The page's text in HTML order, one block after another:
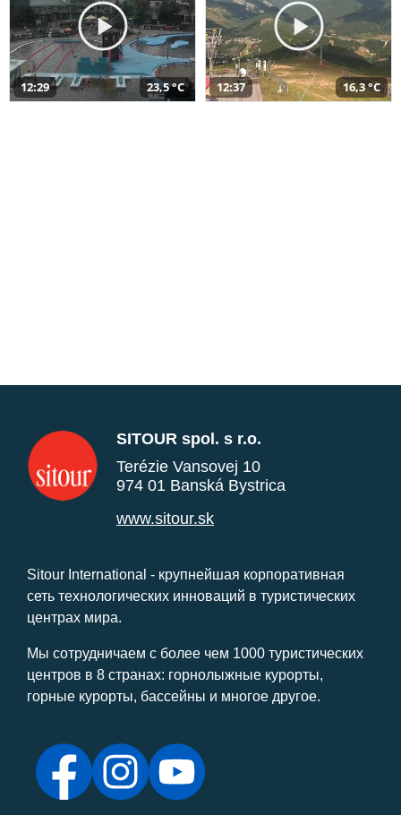
12:29 23,5 °C 12:37 16,3 °C
SITOUR spol. s r.o.
Terézie Vansovej 10
974 01 Banská Bystrica
www.sitour.sk
Sitour International - крупнейшая корпоративная
сеть технологических инноваций в туристических
центрах мира.
Мы сотрудничаем с более чем 1000 туристических
центров в 8 странах: горнолыжные курорты,
горные курорты, бассейны и многое другое.